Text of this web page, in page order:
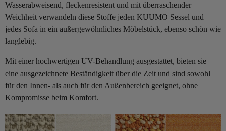
Wasserabweisend, fleckenresistent und mit überraschender
Weichheit verwandeln diese Stoffe jeden KUUMO Sessel und
jedes Sofa in ein außergewöhnliches Möbelstück, ebenso schön wie
langlebig.
Mit einer hochwertigen UV-Behandlung ausgestattet, bieten sie
eine ausgezeichnete Beständigkeit über die Zeit und sind sowohl
für den Innen- als auch für den Außenbereich geeignet, ohne
Kompromisse beim Komfort.